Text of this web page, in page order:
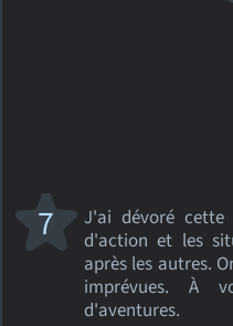
J'ai dévoré cette
d'action et les
après les autres.
imprévues. À
d'aventures.
7